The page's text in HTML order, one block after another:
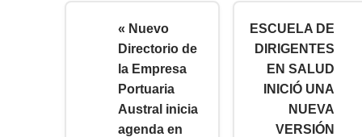
« Nuevo
Directorio de
la Empresa
Portuaria
Austral inicia
agenda en
ESCUELA DE
DIRIGENTES
EN SALUD
INICIÓ UNA
NUEVA
VERSIÓN